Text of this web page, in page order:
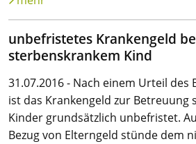
unbefristetes Krankengeld
sterbenskrankem Kind
31.07.2016 - Nach einem Urteil des
ist das Krankengeld zur Betreuung
Kinder grundsätzlich unbefristet.
Bezug von Elterngeld stünde dem